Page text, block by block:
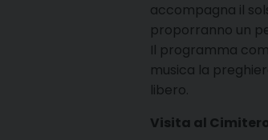
accompagna il
proporranno un
Il programma
musica la
libero.
Visita al